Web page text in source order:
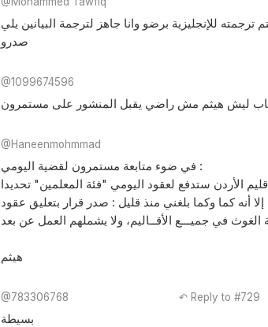
ترجمته للإنجليزية برضو وانا جاهز لترجمة البيانين يلي
صدرو
@1099674596
ليش هيثم مش راضي يقبل المنشور على مستمرون
@Haneenmohmmad
في ضوء متابعة مستمرون لقضية اليومي :
إلا أنه كما وكما بلغني منذ قليل : صدر قرار بتعليق عقود Daily Paid ( اليومي ) لفئة المعلمين
هيثم
@783306768 ↶ Reply to #729
بسيطة